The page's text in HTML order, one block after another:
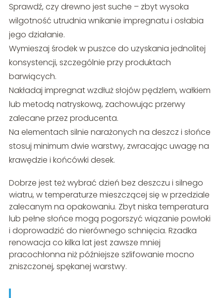
Sprawdź, czy drewno jest suche – zbyt wysoka
wilgotność utrudnia wnikanie impregnatu i osłabia
jego działanie.
Wymieszaj środek w puszce do uzyskania jednolitej
konsystencji, szczególnie przy produktach
barwiących.
Nakładaj impregnat wzdłuż słojów pędzlem, wałkiem
lub metodą natryskową, zachowując przerwy
zalecane przez producenta.
Na elementach silnie narażonych na deszcz i słońce
stosuj minimum dwie warstwy, zwracając uwagę na
krawędzie i końcówki desek.
Dobrze jest też wybrać dzień bez deszczu i silnego
wiatru, w temperaturze mieszczącej się w przedziale
zalecanym na opakowaniu. Zbyt niska temperatura
lub pełne słońce mogą pogorszyć wiązanie powłoki
i doprowadzić do nierównego schnięcia. Rzadka
renowacja co kilka lat jest zawsze mniej
pracochłonna niż późniejsze szlifowanie mocno
zniszczonej, spękanej warstwy.